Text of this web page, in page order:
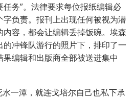
务”。法律要求每位报纸编辑必
负责。报刊上出现任何被视为潜
容，都会让编辑丢掉饭碗。埃森
冲锋队游行的照片下，排印了一
编辑和出版商全部被送进集中
一潭，就连戈培尔自己也私下承